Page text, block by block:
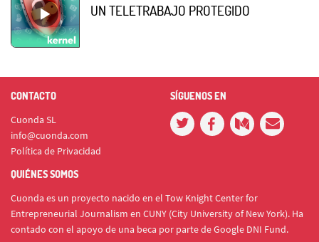
UN TELETRABAJO PROTEGIDO
CONTACTO
Cuonda SL
info@cuonda.com
Política de Privacidad
SÍGUENOS EN
QUIÉNES SOMOS
Cuonda es un proyecto nacido en el Tow Knight Center for
Entrepreneurial Journalism en CUNY (City University of New York). Ha
contado con el apoyo de una beca por parte de Google DNI Fund.